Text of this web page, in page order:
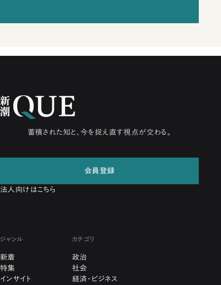
蓄積された知と、今を捉え直す視点が交わる。
会員登録
法人向けはこちら
ジャンル
新着
特集
インサイト
カテゴリ
政治
社会
経済・ビジネス